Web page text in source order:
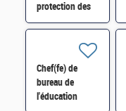
protection des
actifs
SISSE-POLOP-
044 H/F
Chef(fe) de
bureau de
l'éducation